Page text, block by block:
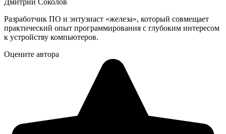
Разработчик ПО и энтузиаст «железа», который совмещает
практический опыт программирования с глубоким интересом
к устройству компьютеров.
Оцените автора